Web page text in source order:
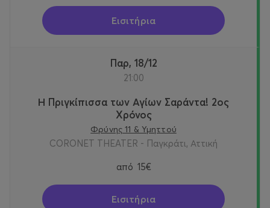
Εισιτήρια
Παρ, 18/12
21:00
Η Πριγκίπισσα των Αγίων Σαράντα! 2oς
Χρόνος
Φρύνης 11 & Υμηττού
CORONET THEATER - Παγκράτι, Αττική
από 15€
Εισιτήρια